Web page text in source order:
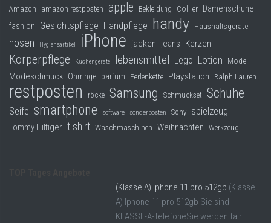
Amazon amazon restposten apple Bekleidung Collier Damenschuhe
fashion Gesichtspflege Handpflege handy Haushaltsgeräte
hosen Hygieneartikel iPhone jacken jeans Kerzen
Körperpflege Küchengeräte lebensmittel Lego Lotion Mode
Modeschmuck Ohrringe parfüm Perlenkette Playstation Ralph Lauren
restposten röcke Samsung Schmuckset Schuhe
Seife smartphone software sonderposten Sony spielzeug
Tommy Hilfiger t shirt Waschmaschinen Weihnachten Werkzeug
(Klasse A) Iphone 11 pro 512gb (Klasse
A) Iphone 11 pro 512gb Sie sind
KLASSE-A-TelefoneSie werden fair